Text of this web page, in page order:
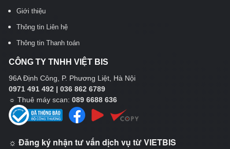
Giới thiệu
Thông tin Liên hệ
Thông tin Thanh toán
CÔNG TY TNHH VIỆT BIS
96A Định Công, P. Phương Liệt, Hà Nội
0971 491 492 | 036 862 6789
☼ Thuê máy scan: 089 6688 636
☼ Đăng ký nhận tư vấn dịch vụ từ VIETBIS